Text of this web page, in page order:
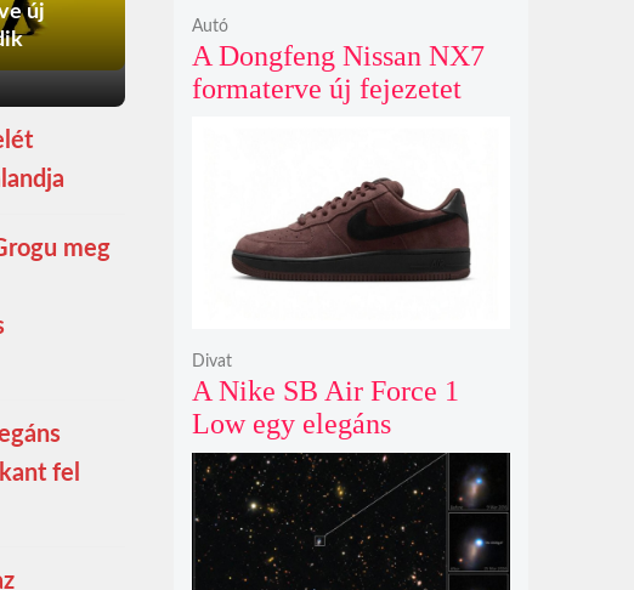
új
meg
fel
A Dongfeng Nissan NX7
formaterve új fejezetet
Autó
A Nike SB Air Force 1
Low egy elegáns
világosbarna
színváltozatban bukkant
fel újra
Divat